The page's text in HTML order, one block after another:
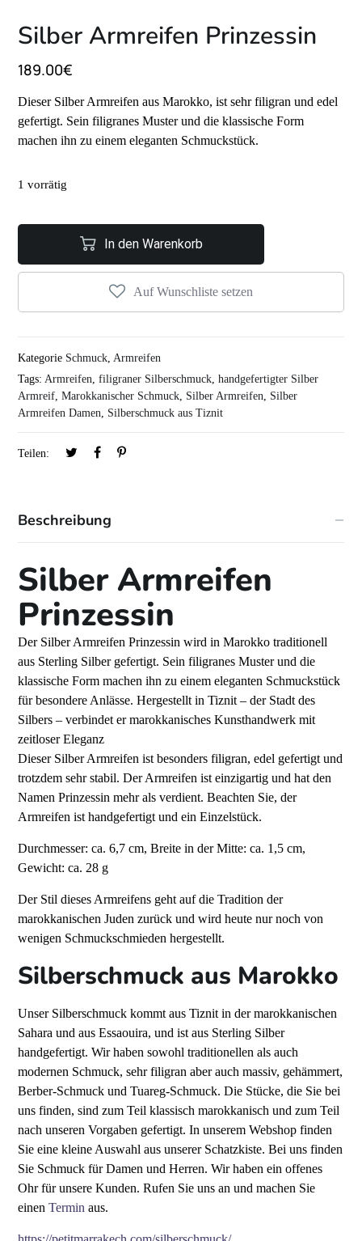
Silber Armreifen Prinzessin
189.00€
Dieser Silber Armreifen aus Marokko, ist sehr filigran und edel
gefertigt. Sein filigranes Muster und die klassische Form
machen ihn zu einem eleganten Schmuckstück.
1 vorrätig
In den Warenkorb
Auf Wunschliste setzen
Kategorie Schmuck,Armreifen
Tags:Armreifen,filigraner Silberschmuck,handgefertigter Silber
Armreif,Marokkanischer Schmuck, Silber Armreifen, Silber
Armreifen Damen, Silberschmuck aus Tiznit
Teilen:
Beschreibung
Silber Armreifen
Prinzessin
Der Silber Armreifen Prinzessin wird in Marokko traditionell
aus Sterling Silber gefertigt. Sein filigranes Muster und die
klassische Form machen ihn zu einem eleganten Schmuckstück
für besondere Anlässe. Hergestellt in Tiznit – der Stadt des
Silbers – verbindet er marokkanisches Kunsthandwerk mit
zeitloser Eleganz
Dieser Silber Armreifen ist besonders filigran, edel gefertigt und
trotzdem sehr stabil. Der Armreifen ist einzigartig und hat den
Namen Prinzessin mehr als verdient. Beachten Sie, der
Armreifen ist handgefertigt und ein Einzelstück.
Durchmesser: ca. 6,7 cm, Breite in der Mitte: ca. 1,5 cm,
Gewicht: ca. 28 g
Der Stil dieses Armreifens geht auf die Tradition der
marokkanischen Juden zurück und wird heute nur noch von
wenigen Schmuckschmieden hergestellt.
Silberschmuck aus Marokko
Unser Silberschmuck kommt aus Tiznit in der marokkanischen
Sahara und aus Essaouira, und ist aus Sterling Silber
handgefertigt. Wir haben sowohl traditionellen als auch
modernen Schmuck, sehr filigran aber auch massiv, gehämmert,
Berber-Schmuck und Tuareg-Schmuck. Die Stücke, die Sie bei
uns finden, sind zum Teil klassisch marokkanisch und zum Teil
nach unseren Vorgaben gefertigt. In unserem Webshop finden
Sie eine kleine Auswahl aus unserer Schatzkiste. Bei uns finden
Sie Schmuck für Damen und Herren. Wir haben ein offenes
Ohr für unsere Kunden. Rufen Sie uns an und machen Sie
einenTermin aus.